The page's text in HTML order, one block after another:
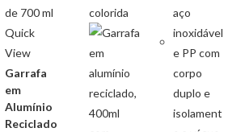
Quick
View
Garrafa
em
Alumínio
Reciclado